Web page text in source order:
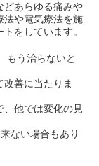
どあらゆる痛みや
法や電気療法を施
をしています。
もう治らないと
善に当たりま
、他では変化の見
ない場合もあり